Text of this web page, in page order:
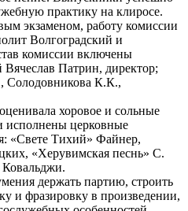
практику на клиросе.
экзаменом, работу комиссии
Волгоградский и
комиссии включены
Вячеслав Патрин, директор;
К.К.,
хоровое и сольные
исполнены церковные
«Свете Тихий» Файнер,
«Херувимская песнь» С.
держать партию, строить
и фразировку в произведении,